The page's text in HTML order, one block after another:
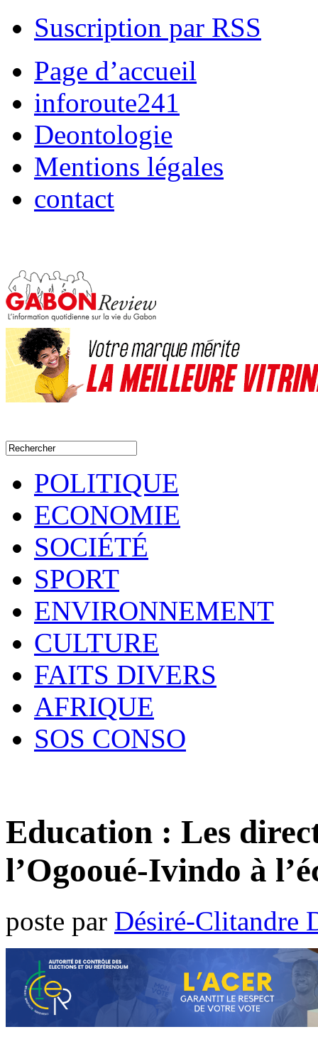
Suscription par RSS
Page d’accueil
inforoute241
Deontologie
Mentions légales
contact
POLITIQUE
ECONOMIE
SOCIÉTÉ
SPORT
ENVIRONNEMENT
CULTURE
FAITS DIVERS
AFRIQUE
SOS CONSO
Education : Les
l’Ogooué-Ivindo à
poste par Désiré-Clitandre